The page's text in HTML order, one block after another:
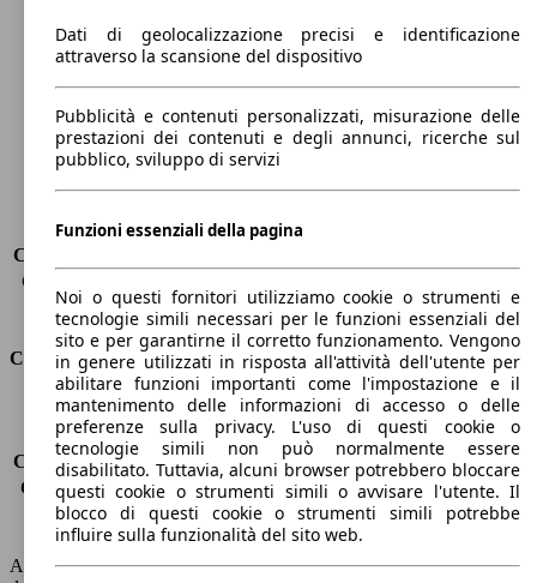
Altezza
1410 mm
1730 mm
Peso massimo
1640 kg
Carico massimo
-
Carico sul tetto
-
Capacità di traino (senza freni)
Capacità di traino (con freni)
Volume del bagagliaio
211 - 731 l
Consumi
Emissioni di CO2*
155 g/km (komb.)
Consumo (urbano)
9.1 l/100km
Consumo (extra-urbano)
5.2 l/100km
Consumo (combinato)*
6.7 l/100km
Classe di emissione
Euro 6
Capacità del serbatoio
47 l
AutoScout24 non si assume alcuna responsabilità per la correttezza
Dati di geolocalizzazione precisi e identificazione
attraverso la scansione del dispositivo
Pubblicità e contenuti personalizzati, misurazione delle
prestazioni dei contenuti e degli annunci, ricerche sul
pubblico, sviluppo di servizi
Funzioni essenziali della pagina
Noi o questi fornitori utilizziamo cookie o strumenti e
tecnologie simili necessari per le funzioni essenziali del
sito e per garantirne il corretto funzionamento. Vengono
in genere utilizzati in risposta all'attività dell'utente per
abilitare funzioni importanti come l'impostazione e il
mantenimento delle informazioni di accesso o delle
preferenze sulla privacy. L'uso di questi cookie o
tecnologie simili non può normalmente essere
disabilitato. Tuttavia, alcuni browser potrebbero bloccare
questi cookie o strumenti simili o avvisare l'utente. Il
blocco di questi cookie o strumenti simili potrebbe
influire sulla funzionalità del sito web.